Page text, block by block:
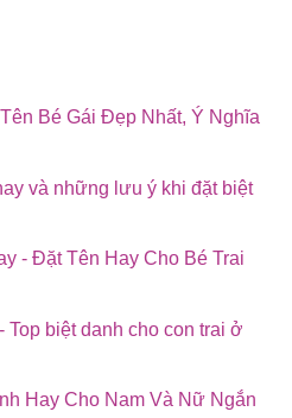
Bé Gái Đẹp Nhất, Ý Nghĩa
và những lưu ý khi đặt biệt
- Đặt Tên Hay Cho Bé Trai
biệt danh cho con trai ở
Hay Cho Nam Và Nữ Ngắn